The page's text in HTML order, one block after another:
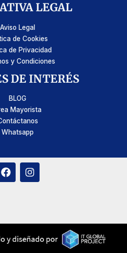
LEGAL
Aviso Legal
de Cookies
de Privacidad
y Condiciones
DE INTERÉS
BLOG
Mayorista
Whatsapp
F
a
o
k
I
n
r
a
m